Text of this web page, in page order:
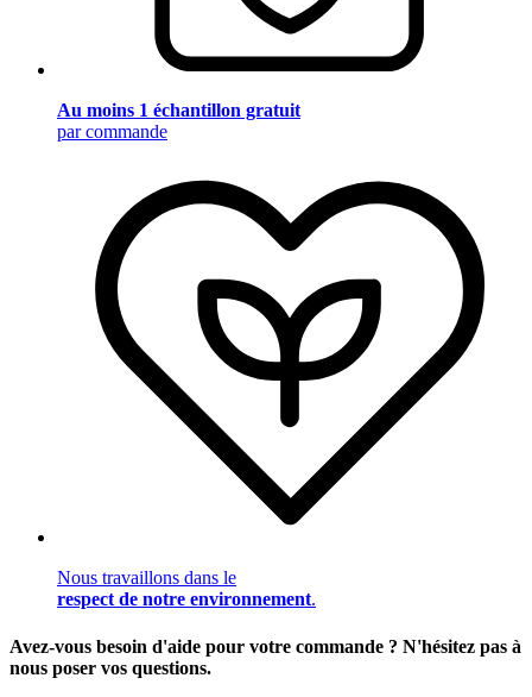
Au moins 1 échantillon gratuit
par commande
Nous travaillons dans le
respect de notre environnement.
Avez-vous besoin d'aide pour votre commande ? N'hésitez pas à
nous poser vos questions.